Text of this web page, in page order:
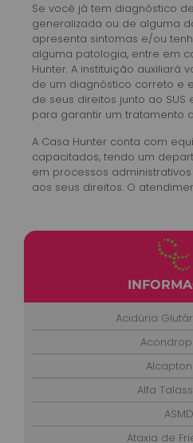
Se você já tem diagnóstico
generalizada ou de alguma
apresenta sintomas e/ou
alguma patologia, entre em
Hunter. A instituição auxiliará
de um diagnóstico correto e
de seus direitos junto ao
para garantir um tratamento
A Casa Hunter conta com
capacitados, tendo um
em processos
aos seus direitos. O
Acidúria
Alfa
ASMD
Ataxia de